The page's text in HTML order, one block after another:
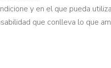
y en el que pueda
que conlleva lo que